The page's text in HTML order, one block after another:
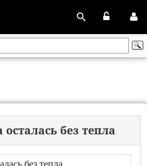
без тепла